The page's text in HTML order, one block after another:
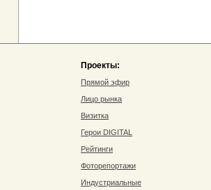
Проекты:
Прямой эфир
Лицо рынка
Визитка
Герои DIGITAL
Рейтинги
Фоторепортажи
Индустриальные